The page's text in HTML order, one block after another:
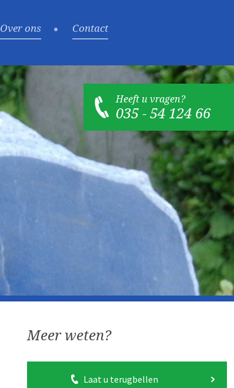
Over ons Contact
Heeft u vragen?
035 - 54 124 66
Meer weten?
Laat u terugbellen